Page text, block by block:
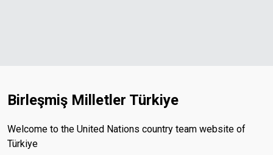
Birleşmiş Milletler Türkiye
Welcome to the United Nations country team website of
Türkiye